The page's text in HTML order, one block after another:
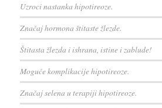
Uzroci nastanka hipotireoze.
Značaj hormona štitaste žlezde.
Štitasta žlezda i ishrana, istine i zablude!
Moguće komplikacije hipotireoze.
Značaj selena u terapiji hipotireoze.